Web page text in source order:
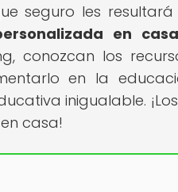
seguro les resultará
en
conozcan los
en la
inigualable.
casa!